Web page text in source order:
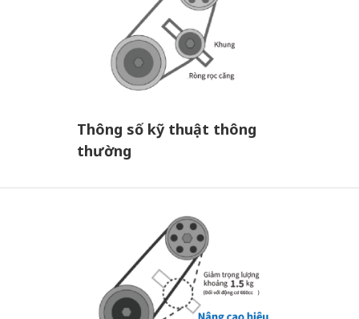
Thông số kỹ thuật thông
thường